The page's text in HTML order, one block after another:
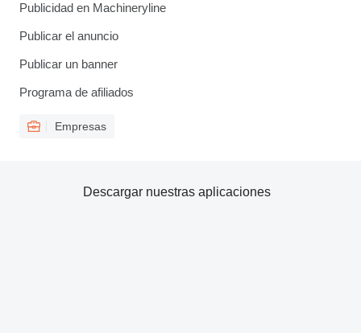
Publicidad en Machineryline
Publicar el anuncio
Publicar un banner
Programa de afiliados
Empresas
Descargar nuestras aplicaciones